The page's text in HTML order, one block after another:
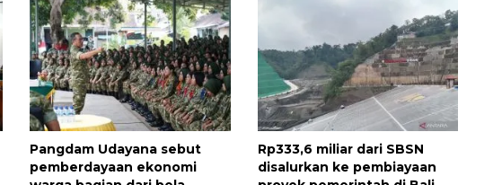
Pangdam Udayana sebut
pemberdayaan ekonomi
Rp333,6 miliar dari SBSN
disalurkan ke pembiayaan